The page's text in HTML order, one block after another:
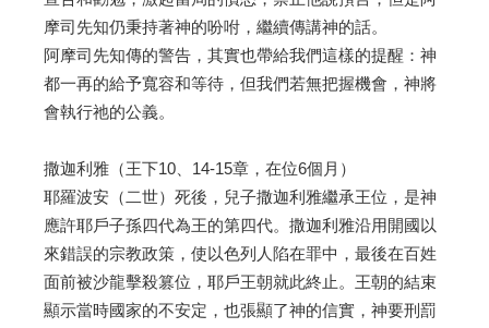
摩司先知仍秉持著神的吩咐，繼續傳講神的話。
阿摩司先知傳的警告，其實也帶給我們這樣的提醒：神
都一再的給予寬容和等待，但我們若無把握機會，神將
會執行祂的公義。
撒迦利雅（王下10、14-15章，在位6個月）
耶羅波安（二世）死後，兒子撒迦利雅繼承王位，是神
應許耶戶子孫四代為王的第四代。撒迦利雅沿用開國以
來錯誤的宗教政策，使以色列人陷在罪中，最後在百姓
面前被沙龍擊殺篡位，耶戶王朝就此終止。王朝的結束
顯示當時國家的不安定，也張顯了神的信實，神要刑罰